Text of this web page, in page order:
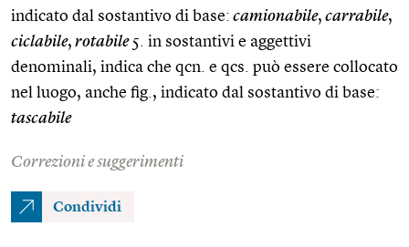
indicato dal sostantivo di base: camionabile, carrabile,
ciclabile, rotabile5. in sostantivi e aggettivi
denominali, indica che qcn. e qcs. può essere collocato
nel luogo, anche fig., indicato dal sostantivo di base:
tascabile
Correzioni e suggerimenti
Condividi